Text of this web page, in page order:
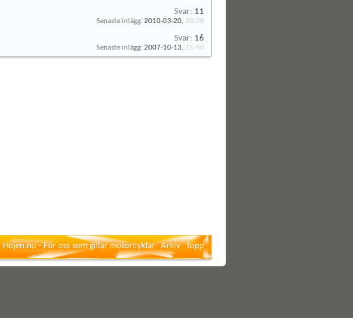
Svar: 11
Senaste inlägg: 2010-03-20, 20:08
Svar: 16
Senaste inlägg: 2007-10-13, 15:40
Hojen.nu - För oss som gillar motorcyklar Arkiv Topp